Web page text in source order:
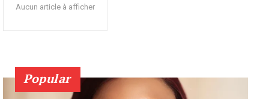
Aucun article à afficher
Popular